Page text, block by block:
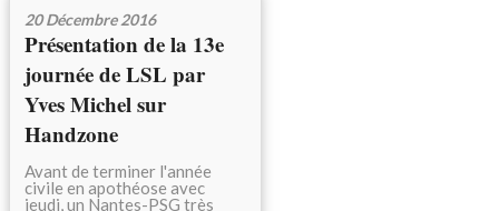
20 Décembre 2016
Présentation de la 13e
journée de LSL par
Yves Michel sur
Handzone
Avant de terminer l'année
civile en apothéose avec
jeudi, un Nantes-PSG très